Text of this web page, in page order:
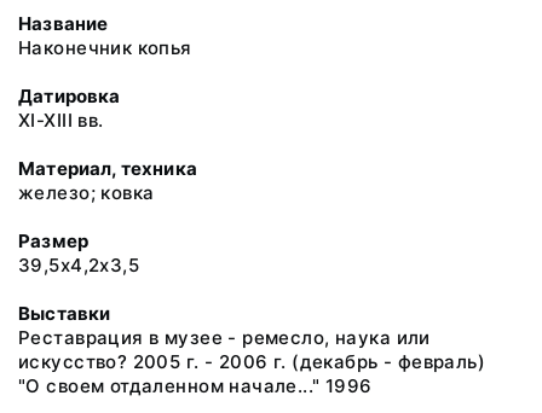
Название
Наконечник копья
Датировка
XI-XIII вв.
Материал, техника
железо; ковка
Размер
39,5х4,2х3,5
Выставки
Реставрация в музее - ремесло, наука или
искусство? 2005 г. - 2006 г. (декабрь - февраль)
"О своем отдаленном начале..." 1996